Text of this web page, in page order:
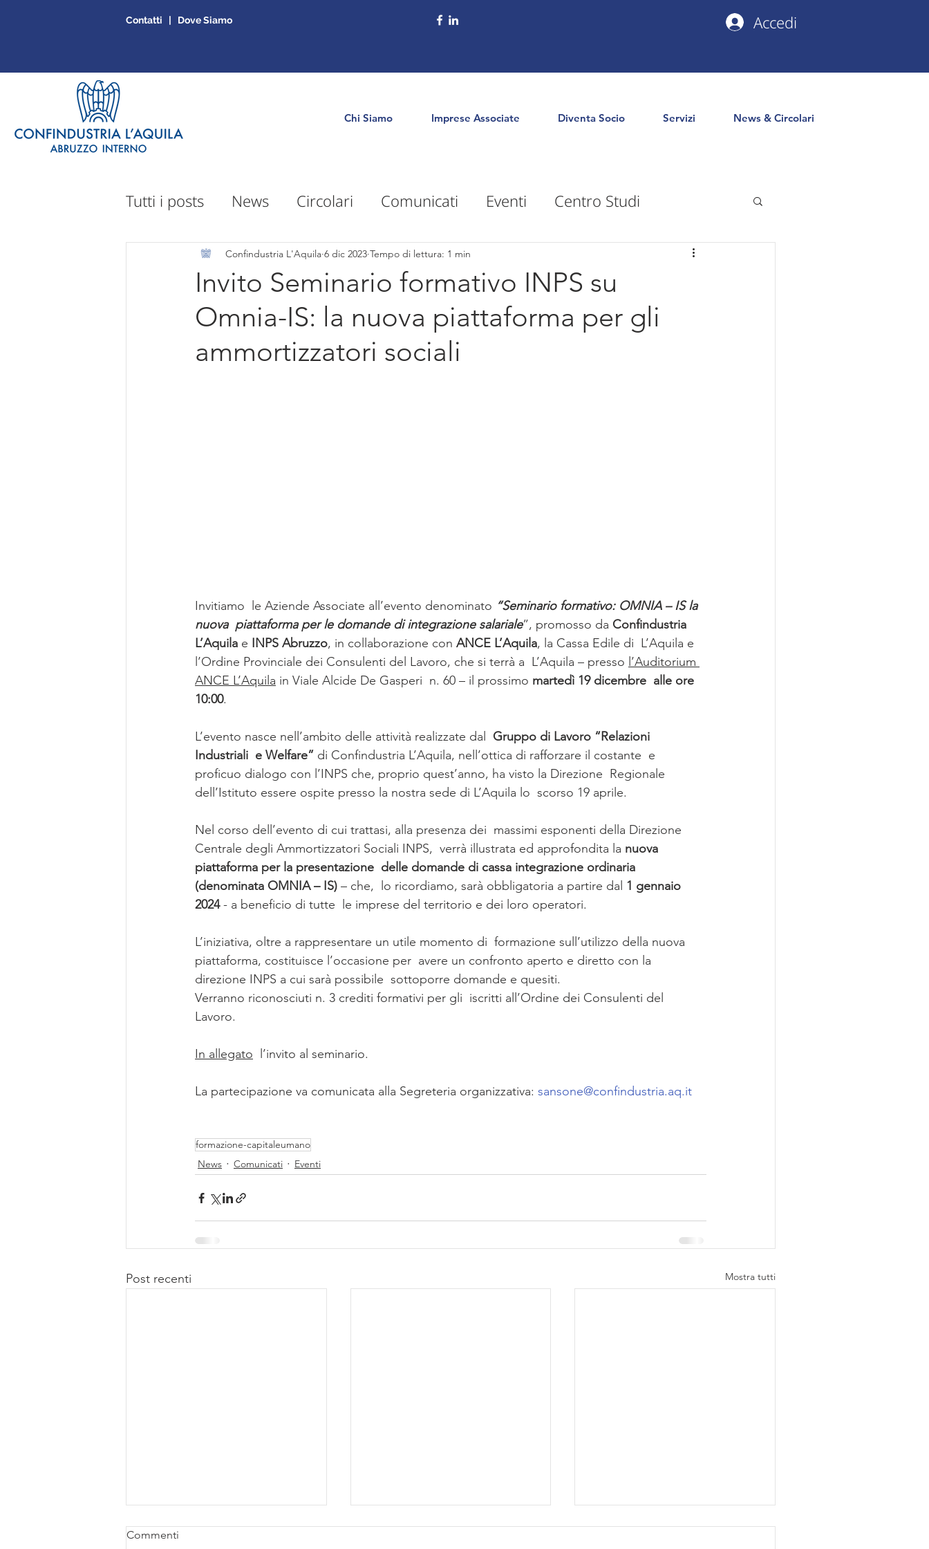
Contatti | Dove Siamo Accedi
Chi Siamo Imprese Associate Diventa Socio Servizi News & Circolari
Tutti i posts News Circolari Comunicati Eventi Centro Studi
Sportello Mepa Appuntamenti Territorio PNRR
Intelligenza Artificiale diritto d'impresa Sostenibilità Internazionalizzazione
Invito Seminario formativo INPS su
Omnia-IS: la nuova piattaforma per gli
ammortizzatori sociali
Confindustria L'Aquila 6 dic 2023 Tempo di lettura: 1 min
Invitiamo  le Aziende Associate all’evento denominato “Seminario formativo: OMNIA – IS la
nuova  piattaforma per le domande di integrazione salariale”, promosso da Confindustria
L’Aquila e INPS Abruzzo, in collaborazione con ANCE L’Aquila, la Cassa Edile di  L’Aquila e
l’Ordine Provinciale dei Consulenti del Lavoro, che si terrà a  L’Aquila – presso l’Auditorium
ANCE L’Aquila in Viale Alcide De Gasperi  n. 60 – il prossimo martedì 19 dicembre  alle ore
10:00.
L’evento nasce nell’ambito delle attività realizzate dal Gruppo di Lavoro “Relazioni
Industriali  e Welfare” di Confindustria L’Aquila, nell’ottica di rafforzare il costante  e
proficuo dialogo con l’INPS che, proprio quest’anno, ha visto la Direzione  Regionale
dell’Istituto essere ospite presso la nostra sede di L’Aquila lo  scorso 19 aprile.
Nel corso dell’evento di cui trattasi, alla presenza dei  massimi esponenti della Direzione
Centrale degli Ammortizzatori Sociali INPS,  verrà illustrata ed approfondita la nuova
piattaforma per la presentazione  delle domande di cassa integrazione ordinaria
(denominata OMNIA – IS) – che,  lo ricordiamo, sarà obbligatoria a partire dal 1 gennaio
2024 - a beneficio di tutte  le imprese del territorio e dei loro operatori.
L’iniziativa, oltre a rappresentare un utile momento di  formazione sull’utilizzo della nuova
piattaforma, costituisce l’occasione per  avere un confronto aperto e diretto con la
direzione INPS a cui sarà possibile  sottoporre domande e quesiti.
Verranno riconosciuti n. 3 crediti formativi per gli  iscritti all’Ordine dei Consulenti del
Lavoro.
In allegato
  l’invito al seminario.
La partecipazione va comunicata alla Segreteria organizzativa: sansone@confindustria.aq.it
formazione-capitaleumano
News
Comunicati Eventi
Post recenti Mostra tutti
Commenti